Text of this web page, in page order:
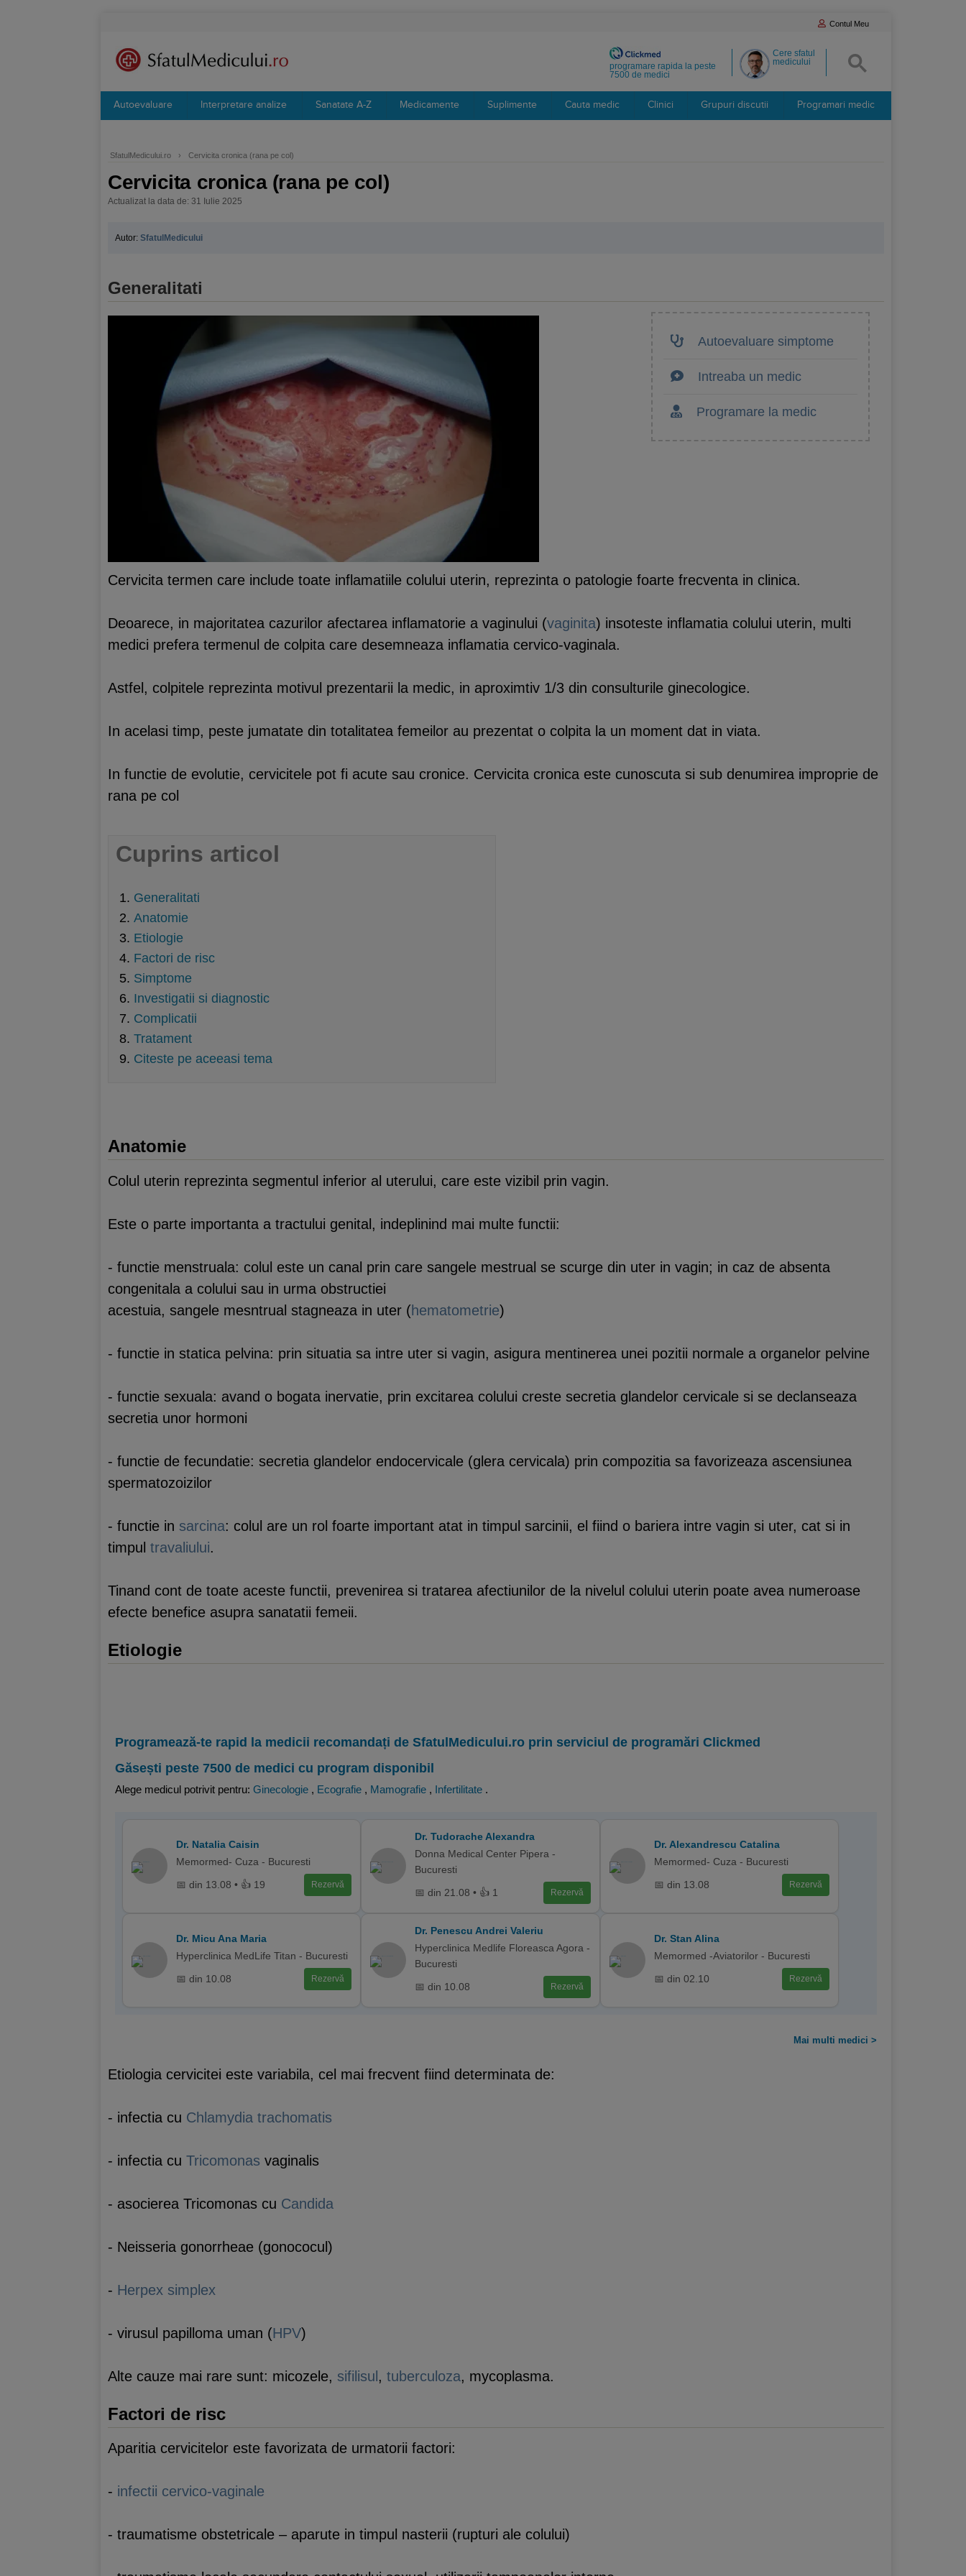
Contul Meu
Cere sfatul
medicului
programare rapida la peste
7500 de medici
Autoevaluare Interpretare analize Sanatate A-Z Medicamente Suplimente Cauta medic Clinici Grupuri discutii Programari medic
SfatulMedicului.ro › Cervicita cronica (rana pe col)
Cervicita cronica (rana pe col)
Actualizat la data de: 31 Iulie 2025
Autor: SfatulMedicului
Generalitati
Autoevaluare simptome
Intreaba un medic
Programare la medic
Cervicita termen care include toate inflamatiile colului uterin, reprezinta o patologie foarte frecventa in clinica.
Deoarece, in majoritatea cazurilor afectarea inflamatorie a vaginului (vaginita) insoteste inflamatia colului uterin, multi
medici prefera termenul de colpita care desemneaza inflamatia cervico-vaginala.
Astfel, colpitele reprezinta motivul prezentarii la medic, in aproximtiv 1/3 din consulturile ginecologice.
In acelasi timp, peste jumatate din totalitatea femeilor au prezentat o colpita la un moment dat in viata.
In functie de evolutie, cervicitele pot fi acute sau cronice. Cervicita cronica este cunoscuta si sub denumirea improprie de
rana pe col
Cuprins articol
Generalitati
Anatomie
Etiologie
Factori de risc
Simptome
Investigatii si diagnostic
Complicatii
Tratament
Citeste pe aceeasi tema
Anatomie
Colul uterin reprezinta segmentul inferior al uterului, care este vizibil prin vagin.
Este o parte importanta a tractului genital, indeplinind mai multe functii:
- functie menstruala: colul este un canal prin care sangele mestrual se scurge din uter in vagin; in caz de absenta
congenitala a colului sau in urma obstructiei
acestuia, sangele mesntrual stagneaza in uter (hematometrie)
- functie in statica pelvina: prin situatia sa intre uter si vagin, asigura mentinerea unei pozitii normale a organelor pelvine
- functie sexuala: avand o bogata inervatie, prin excitarea colului creste secretia glandelor cervicale si se declanseaza
secretia unor hormoni
- functie de fecundatie: secretia glandelor endocervicale (glera cervicala) prin compozitia sa favorizeaza ascensiunea
spermatozoizilor
- functie in sarcina: colul are un rol foarte important atat in timpul sarcinii, el fiind o bariera intre vagin si uter, cat si in
timpul travaliului.
Tinand cont de toate aceste functii, prevenirea si tratarea afectiunilor de la nivelul colului uterin poate avea numeroase
efecte benefice asupra sanatatii femeii.
Etiologie
Programează-te rapid la medicii recomandați de SfatulMedicului.ro prin serviciul de programări Clickmed
Găsești peste 7500 de medici cu program disponibil
Alege medicul potrivit pentru: Ginecologie , Ecografie , Mamografie , Infertilitate .
Dr. Natalia Caisin
Memormed- Cuza - Bucuresti
📅 din 13.08 • 👍 19 Rezervă
Dr. Tudorache Alexandra
Donna Medical Center Pipera -
Bucuresti
📅 din 21.08 • 👍 1 Rezervă
Dr. Alexandrescu Catalina
Memormed- Cuza - Bucuresti
📅 din 13.08 Rezervă
Dr. Micu Ana Maria
Hyperclinica MedLife Titan - Bucuresti
📅 din 10.08 Rezervă
Dr. Penescu Andrei Valeriu
Hyperclinica Medlife Floreasca Agora -
Bucuresti
📅 din 10.08 Rezervă
Dr. Stan Alina
Memormed -Aviatorilor - Bucuresti
📅 din 02.10 Rezervă
Mai multi medici >
Etiologia cervicitei este variabila, cel mai frecvent fiind determinata de:
- infectia cu Chlamydia trachomatis
- infectia cu Tricomonas vaginalis
- asocierea Tricomonas cu Candida
- Neisseria gonorrheae (gonococul)
- Herpex simplex
- virusul papilloma uman (HPV)
Alte cauze mai rare sunt: micozele, sifilisul, tuberculoza, mycoplasma.
Factori de risc
Aparitia cervicitelor este favorizata de urmatorii factori:
- infectii cervico-vaginale
- traumatisme obstetricale – aparute in timpul nasterii (rupturi ale colului)